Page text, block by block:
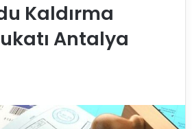
Kaldırma
Antalya